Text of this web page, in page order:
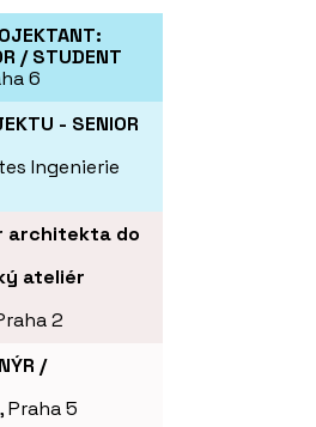
/ STUDENT
6
- SENIOR
Ingenierie
architekta do
ateliér
2
/
Praha 5